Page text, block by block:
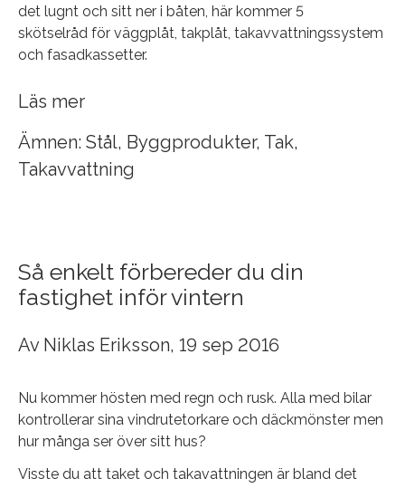
det lugnt och sitt ner i båten, här kommer 5
skötselråd för väggplåt, takplåt, takavvattningssystem
och fasadkassetter.
Läs mer
Ämnen: Stål, Byggprodukter, Tak,
Takavvattning
Så enkelt förbereder du din
fastighet inför vintern
Av Niklas Eriksson, 19 sep 2016
Nu kommer hösten med regn och rusk. Alla med bilar
kontrollerar sina vindrutetorkare och däckmönster men
hur många ser över sitt hus?
Visste du att taket och takavattningen är bland det